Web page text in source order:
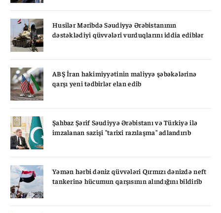
Husilər Məribdə Səudiyyə Ərəbistanının
dəstəklədiyi qüvvələri vurduqlarını iddia ediblər
ABŞ İran hakimiyyətinin maliyyə şəbəkələrinə
qarşı yeni tədbirlər elan edib
Şahbaz Şərif Səudiyyə Ərəbistanı və Türkiyə ilə
imzalanan sazişi "tarixi razılaşma" adlandırıb
Yəmən hərbi dəniz qüvvələri Qırmızı dənizdə neft
tankerinə hücumun qarşısının alındığını bildirib